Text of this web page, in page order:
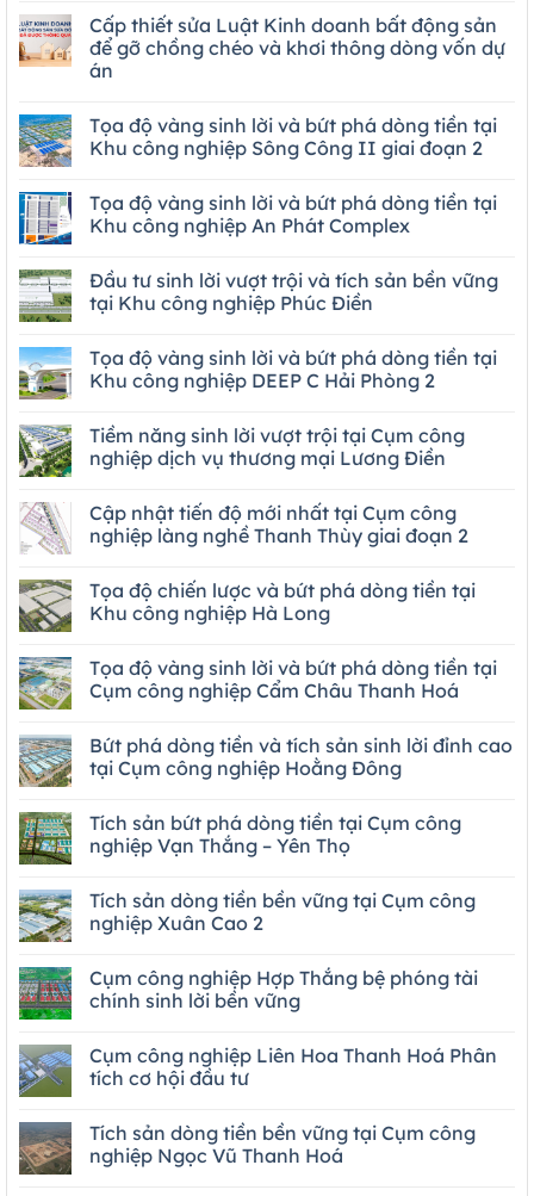
Cấp thiết sửa Luật Kinh doanh bất động sản
để gỡ chồng chéo và khơi thông dòng vốn dự
án
Tọa độ vàng sinh lời và bứt phá dòng tiền tại
Khu công nghiệp Sông Công II giai đoạn 2
Tọa độ vàng sinh lời và bứt phá dòng tiền tại
Khu công nghiệp An Phát Complex
Đầu tư sinh lời vượt trội và tích sản bền vững
tại Khu công nghiệp Phúc Điền
Tọa độ vàng sinh lời và bứt phá dòng tiền tại
Khu công nghiệp DEEP C Hải Phòng 2
Tiềm năng sinh lời vượt trội tại Cụm công
nghiệp dịch vụ thương mại Lương Điền
Cập nhật tiến độ mới nhất tại Cụm công
nghiệp làng nghề Thanh Thùy giai đoạn 2
Tọa độ chiến lược và bứt phá dòng tiền tại
Khu công nghiệp Hà Long
Tọa độ vàng sinh lời và bứt phá dòng tiền tại
Cụm công nghiệp Cẩm Châu Thanh Hoá
Bứt phá dòng tiền và tích sản sinh lời đỉnh cao
tại Cụm công nghiệp Hoằng Đông
Tích sản bứt phá dòng tiền tại Cụm công
nghiệp Vạn Thắng – Yên Thọ
Tích sản dòng tiền bền vững tại Cụm công
nghiệp Xuân Cao 2
Cụm công nghiệp Hợp Thắng bệ phóng tài
chính sinh lời bền vững
Cụm công nghiệp Liên Hoa Thanh Hoá Phân
tích cơ hội đầu tư
Tích sản dòng tiền bền vững tại Cụm công
nghiệp Ngọc Vũ Thanh Hoá